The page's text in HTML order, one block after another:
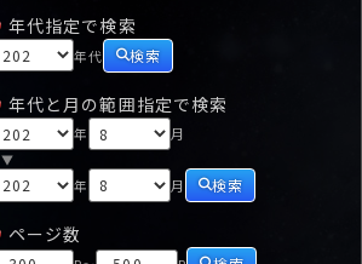
年代指定で検索
年代 検索
年代と月の範囲指定で検索
年 月
▼
年 月 検索
ページ数